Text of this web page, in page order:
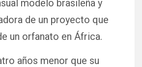
modelo brasileña y
de un proyecto que
un orfanato en África.
años menor que su